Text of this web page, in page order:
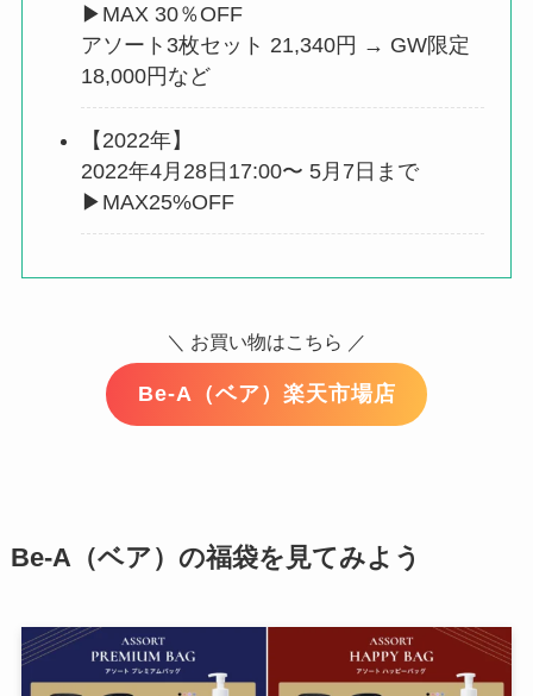
▶︎MAX 30％OFF
アソート3枚セット 21,340円 → GW限定
18,000円など
【2022年】
2022年4月28日17:00〜 5月7日まで
▶︎MAX25%OFF
＼ お買い物はこちら ／
Be-A（ベア）楽天市場店
Be-A（ベア）の福袋を見てみよう